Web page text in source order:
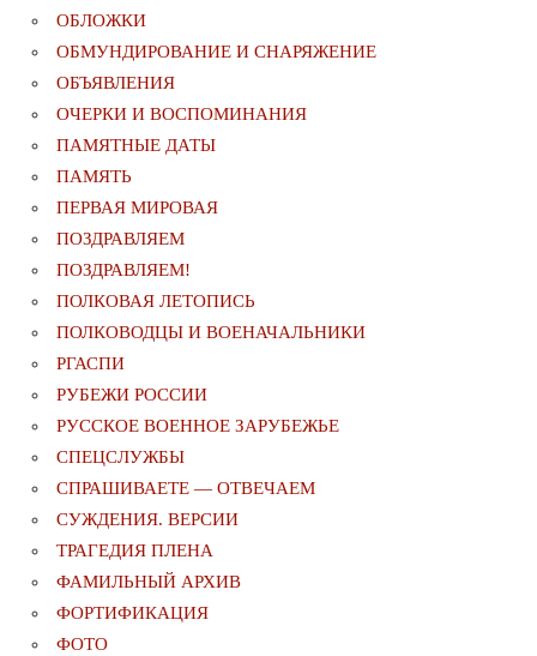
ОБЛОЖКИ
ОБМУНДИРОВАНИЕ И СНАРЯЖЕНИЕ
ОБЪЯВЛЕНИЯ
ОЧЕРКИ И ВОСПОМИНАНИЯ
ПАМЯТНЫЕ ДАТЫ
ПАМЯТЬ
ПЕРВАЯ МИРОВАЯ
ПОЗДРАВЛЯЕМ
ПОЗДРАВЛЯЕМ!
ПОЛКОВАЯ ЛЕТОПИСЬ
ПОЛКОВОДЦЫ И ВОЕНАЧАЛЬНИКИ
РГАСПИ
РУБЕЖИ РОССИИ
РУССКОЕ ВОЕННОЕ ЗАРУБЕЖЬЕ
СПЕЦСЛУЖБЫ
СПРАШИВАЕТЕ — ОТВЕЧАЕМ
СУЖДЕНИЯ. ВЕРСИИ
ТРАГЕДИЯ ПЛЕНА
ФАМИЛЬНЫЙ АРХИВ
ФОРТИФИКАЦИЯ
ФОТО